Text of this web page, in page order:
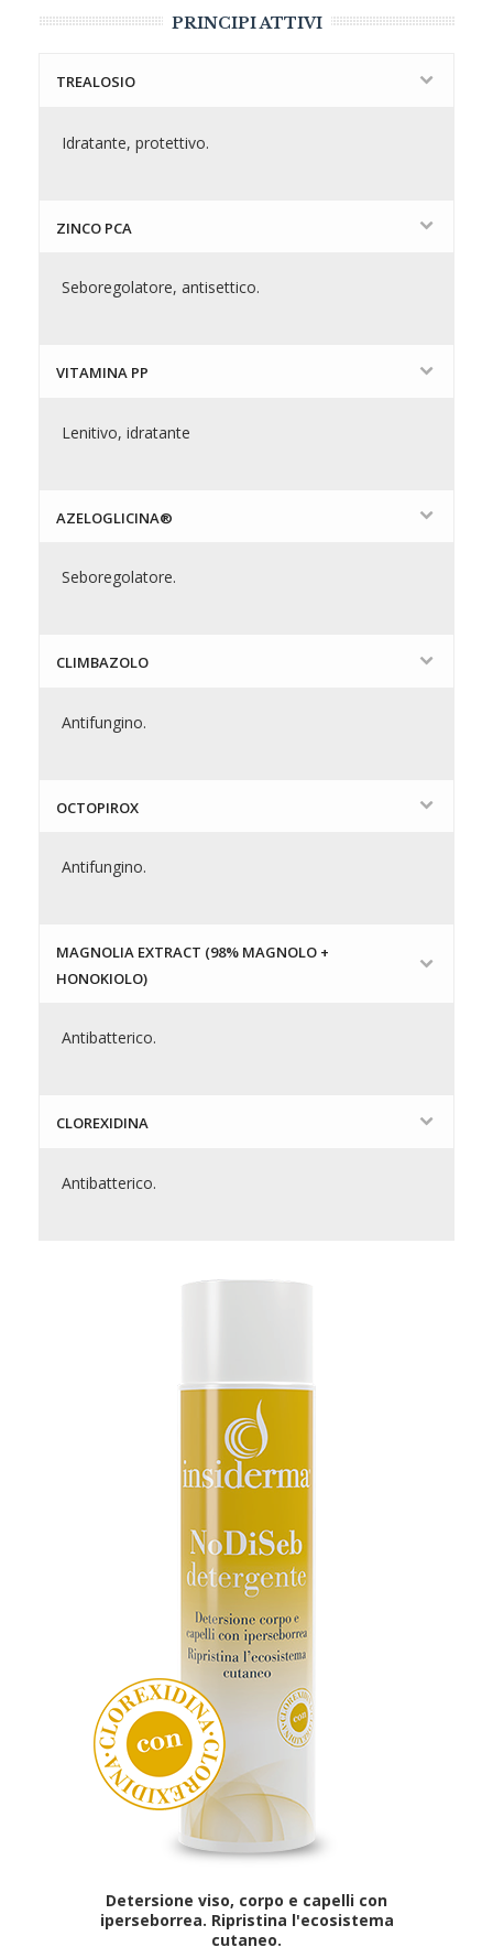
PRINCIPI ATTIVI
TREALOSIO
Idratante, protettivo.
ZINCO PCA
Seboregolatore, antisettico.
VITAMINA PP
Lenitivo, idratante
AZELOGLICINA®
Seboregolatore.
CLIMBAZOLO
Antifungino.
OCTOPIROX
Antifungino.
MAGNOLIA EXTRACT (98% MAGNOLO +
HONOKIOLO)
Antibatterico.
CLOREXIDINA
Antibatterico.
Detersione viso, corpo e capelli con
iperseborrea. Ripristina l'ecosistema
cutaneo.